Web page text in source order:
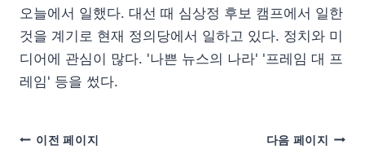
오늘에서 일했다. 대선 때 심상정 후보 캠프에서 일한
것을 계기로 현재 정의당에서 일하고 있다. 정치와 미
디어에 관심이 많다. '나쁜 뉴스의 나라' '프레임 대 프
레임' 등을 썼다.
이전 페이지 다음 페이지